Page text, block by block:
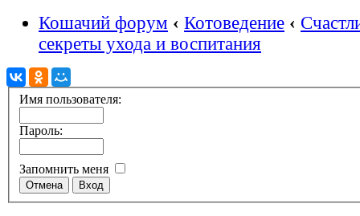
Кошачий форум ‹ Котоведение ‹
секреты ухода и воспитания
Имя пользователя:
Пароль:
Запомнить меня